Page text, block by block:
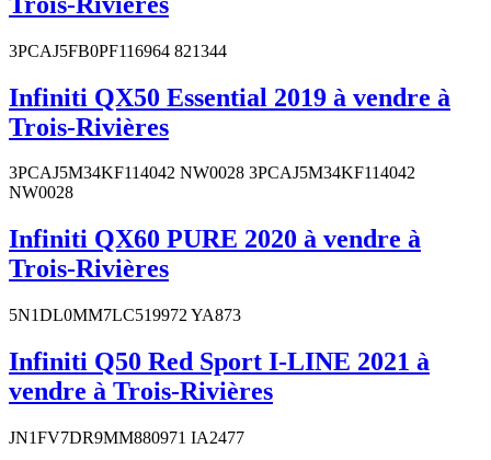
3PCAJ5FB0PF116964 821344
Infiniti QX50 Essential 2019 à vendre à
Trois-Rivières
3PCAJ5M34KF114042 NW0028 3PCAJ5M34KF114042
NW0028
Infiniti QX60 PURE 2020 à vendre à
Trois-Rivières
5N1DL0MM7LC519972 YA873
Infiniti Q50 Red Sport I-LINE 2021 à
vendre à Trois-Rivières
JN1FV7DR9MM880971 IA2477